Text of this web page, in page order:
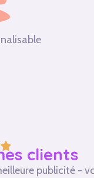
 clients
publicité -